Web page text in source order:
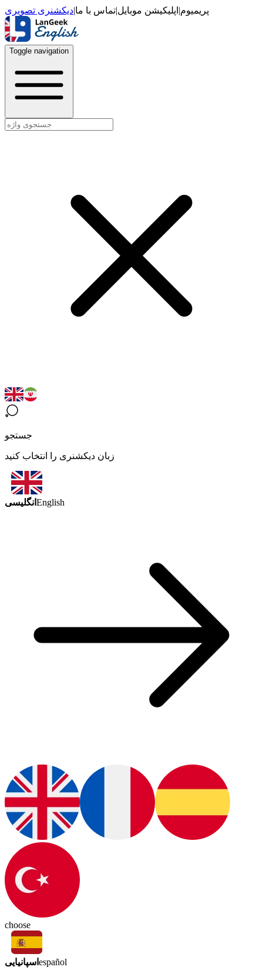
پریمیوم| اپلیکیشن موبایل|تماس با ما|دیکشنری تصویری
Toggle navigation
جستجو
زبان دیکشنری را انتخاب کنید
انگلیسی English
choose
اسپانیایی español